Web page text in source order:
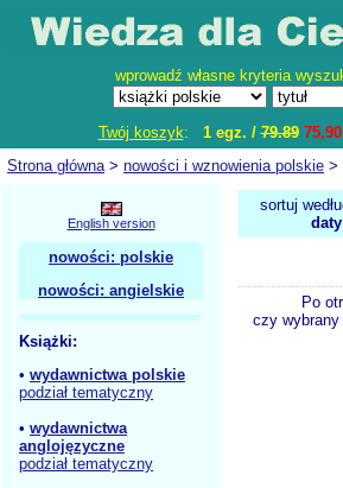
wprowadź własne kryteria
Twój koszyk: 1 egz. /79.89 75,90
Strona główna> nowości i wznowienia polskie >
English version
nowości: polskie
nowości: angielskie
Książki:
• wydawnictwa polskie
podział tematyczny
• wydawnictwa
anglojęzyczne
podział tematyczny
sortuj
Po
czy